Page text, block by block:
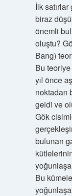
İlk satırlar
biraz
önemli
oluştu?
Bang)
Bu
yıl önce
noktadan
geldi ve
Gök
bulunan
Bu